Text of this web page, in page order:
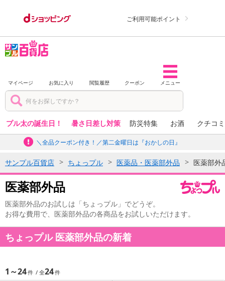
ご利用可能ポイント
マイページ お気に入り 閲覧履歴 クーポン メニュー
プル太の誕生日！ 暑さ日差し対策 防災特集 お酒 クチコ
＼全品クーポン付き！／第二金曜日は『おかしの日』
サンプル百貨店 ちょっプル 医薬品・医薬部外品 医薬部外
医薬部外品
医薬部外品のお試しは「ちょっプル」でどうぞ。
お得な費用で、医薬部外品の各商品をお試しいただけます。
ちょっプル 医薬部外品の新着
1～24 24